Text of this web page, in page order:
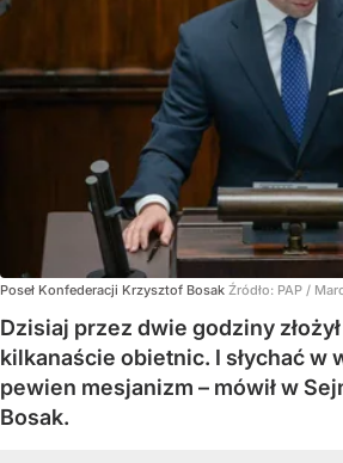
Poseł Konfederacji Krzysztof Bosak Źródło: PAP /
Dzisiaj przez dwie godziny
kilkanaście obietnic. I słychać w
pewien mesjanizm – mówił w
Bosak.